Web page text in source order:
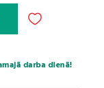
darba dienā!